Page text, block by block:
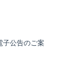
公告のご案